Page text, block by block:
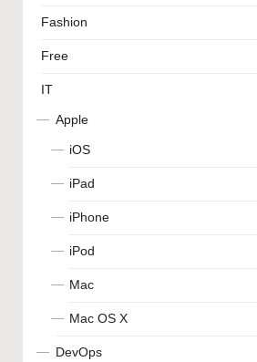
Fashion
Free
IT
Apple
iOS
iPad
iPhone
iPod
Mac
Mac OS X
DevOps